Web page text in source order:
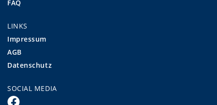
FAQ
LINKS
Impressum
AGB
Datenschutz
SOCIAL MEDIA